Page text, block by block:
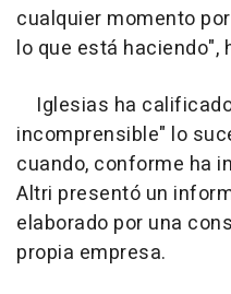
cualquier momento
lo que está haciendo",
Iglesias ha
incomprensible" lo
cuando, conforme ha
Altri presentó un
elaborado por una
propia empresa.